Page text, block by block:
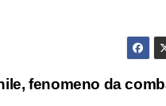
fenomeno da